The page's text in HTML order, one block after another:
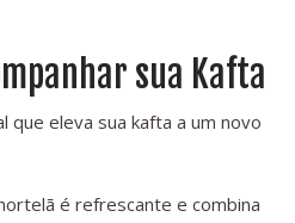
sua Kafta
que eleva sua kafta a um novo
é refrescante e combina